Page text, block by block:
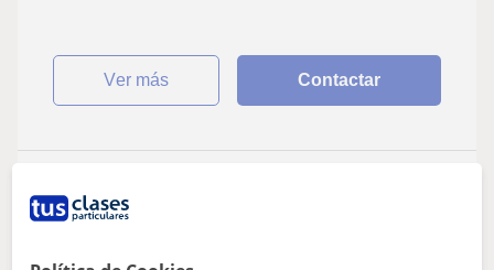
ver más Contactar